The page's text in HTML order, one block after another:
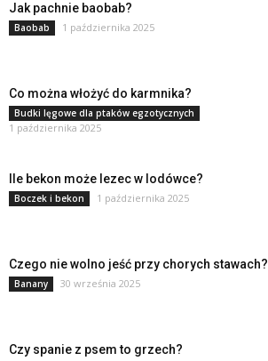
Jak pachnie baobab?
Baobab 1 października 2025
Co można włożyć do karmnika?
Budki lęgowe dla ptaków egzotycznych
1 października 2025
Ile bekon może lezec w lodówce?
Boczek i bekon 1 października 2025
Czego nie wolno jeść przy chorych stawach?
Banany 30 września 2025
Czy spanie z psem to grzech?